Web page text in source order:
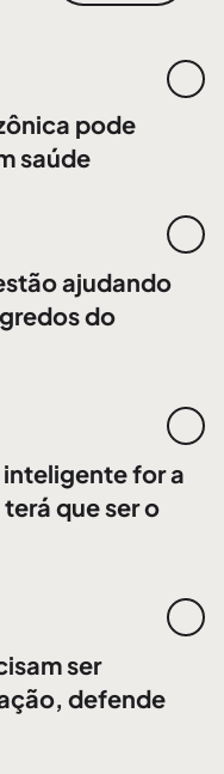
pode
saúde
ajudando
do
for a
que ser o
ser
defende